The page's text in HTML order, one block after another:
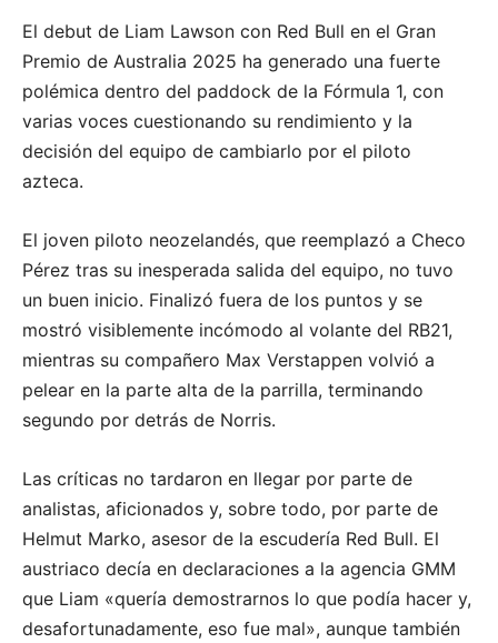
El debut de Liam Lawson con Red Bull en el Gran
Premio de Australia 2025 ha generado una fuerte
polémica dentro del paddock de la Fórmula 1, con
varias voces cuestionando su rendimiento y la
decisión del equipo de cambiarlo por el piloto
azteca.
El joven piloto neozelandés, que reemplazó a Checo
Pérez tras su inesperada salida del equipo, no tuvo
un buen inicio. Finalizó fuera de los puntos y se
mostró visiblemente incómodo al volante del RB21,
mientras su compañero Max Verstappen volvió a
pelear en la parte alta de la parrilla, terminando
segundo por detrás de Norris.
Las críticas no tardaron en llegar por parte de
analistas, aficionados y, sobre todo, por parte de
Helmut Marko, asesor de la escudería Red Bull. El
austriaco decía en declaraciones a la agencia GMM
que Liam «quería demostrarnos lo que podía hacer y,
desafortunadamente, eso fue mal», aunque también